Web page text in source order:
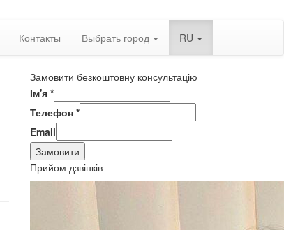
Контакты Выбрать город RU
Замовити безкоштовну консультацію
Ім'я *
Телефон *
Email
Замовити
Прийом дзвінків